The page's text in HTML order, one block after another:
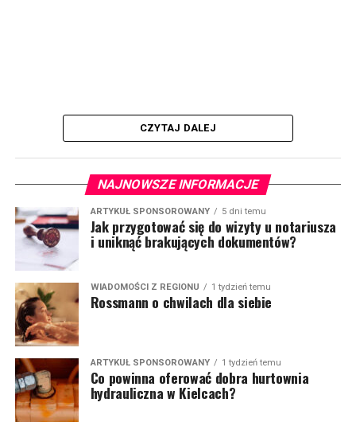
CZYTAJ DALEJ
NAJNOWSZE INFORMACJE
ARTYKUŁ SPONSOROWANY 5 dni temu
Jak przygotować się do wizyty u notariusza
i uniknąć brakujących dokumentów?
WIADOMOŚCI Z REGIONU 1 tydzień temu
Rossmann o chwilach dla siebie
ARTYKUŁ SPONSOROWANY 1 tydzień temu
Co powinna oferować dobra hurtownia
hydrauliczna w Kielcach?